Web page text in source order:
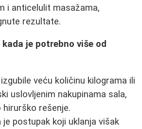
i anticelulit masažama,
rezultate.
je potrebno više od
veću količinu kilograma ili
uslovljenim nakupinama sala,
rešenje.
je postupak koji uklanja višak